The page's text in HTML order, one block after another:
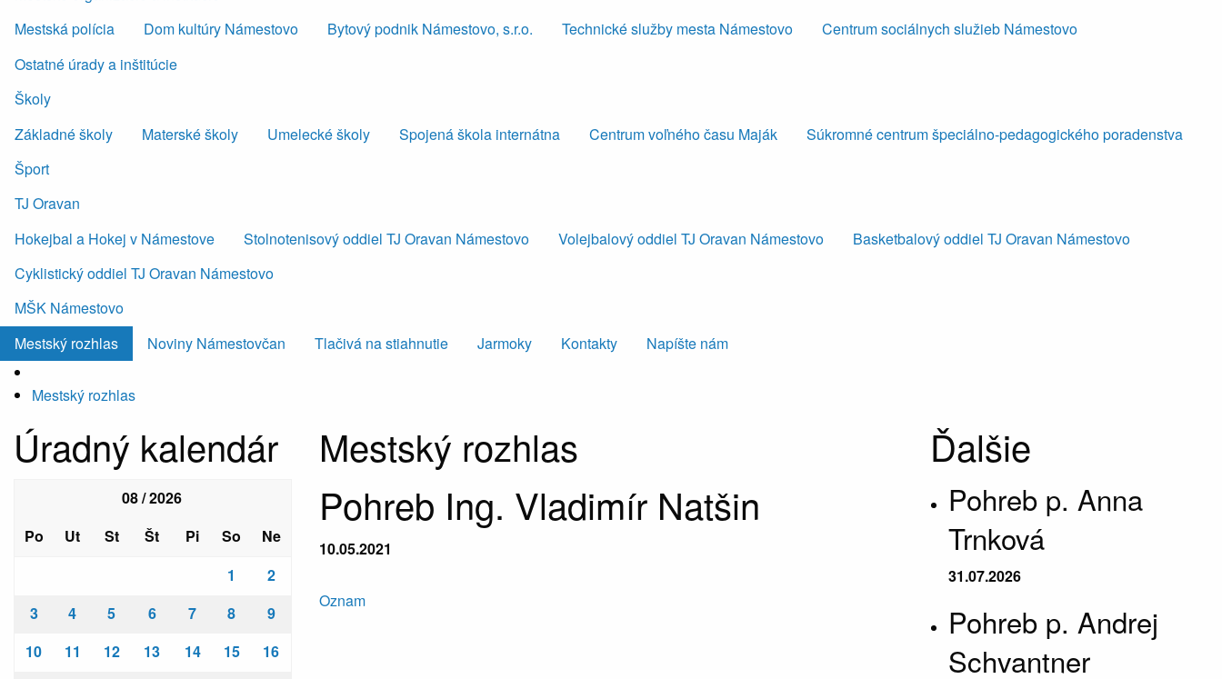
Mestská polícia
Dom kultúry Námestovo Bytový podnik Námestovo, s.r.o. Technické služby mesta Námestovo
Centrum sociálnych služieb Námestovo
Ostatné úrady a inštitúcie
Školy
Základné školy
Materské školy Umelecké školy Spojená škola internátna Centrum voľného času Maják
Súkromné centrum špeciálno-pedagogického poradenstva
Šport
TJ Oravan
Hokejbal a Hokej v Námestove
Stolnotenisový oddiel TJ Oravan Námestovo Volejbalový oddiel TJ Oravan Námestovo
Basketbalový oddiel TJ Oravan Námestovo
Cyklistický oddiel TJ Oravan Námestovo
MŠK Námestovo
Mestský rozhlas
Noviny Námestovčan Tlačivá na stiahnutie Jarmoky Kontakty Napíšte nám
Mestský rozhlas
Úradný kalendár
08 / 2026
Po
Ut St Št Pi So
Ne
1
2
3
4 5 6 7 8
9
10
11 12 13 14 15
16
Mestský rozhlas
Pohreb Ing. Vladimír Natšin
10.05.2021
Oznam
Ďalšie
Pohreb p. Anna
Trnková
31.07.2026
Pohreb p. Andrej
Schvantner